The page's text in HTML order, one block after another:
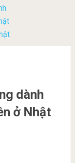
dành
ở Nhật